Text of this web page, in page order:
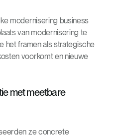
modernisering business
van modernisering te
het framen als strategische
voorkomt en nieuwe
met meetbare
ze concrete